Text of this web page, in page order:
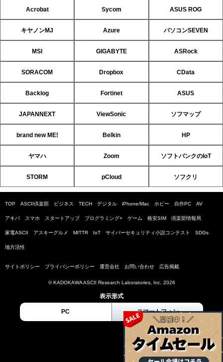
Acrobat Sycom ASUS ROG
キヤノンMJ Azure パソコンSEVEN
MSI GIGABYTE ASRock
SORACOM Dropbox CData
Backlog Fortinet ASUS
JAPANNEXT ViewSonic ソフマップ
brand new ME! Belkin HP
ヤマハ Zoom ソフトバンクのIoT
STORM pCloud ソフクリ
TOP ASCII倶楽部 ビジネス TECH デジタル iPhone/Mac ホビー 自作PC AV
アキバ スマホ スタートアップ プログラミング+ ゲーム 格安SIM 倶楽部情報局
家電ASCII アスキーグルメ MITTR IoT サイバーセキュリティ小説コンテスト SDGs
地方活性
サイトポリシー プライバシーポリシー 運営会社 お問い合わせ 広告掲載
© KADOKAWA ASCII Research Laboratories, Inc. 2026
表示形式
PC スマートフォン